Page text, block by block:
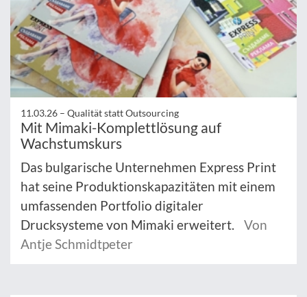
11.03.26 – Qualität statt Outsourcing
Mit Mimaki-Komplettlösung auf
Wachstumskurs
Das bulgarische Unternehmen Express Print
hat seine Produktionskapazitäten mit einem
umfassenden Portfolio digitaler
Drucksysteme von Mimaki erweitert.
Von
Antje Schmidtpeter